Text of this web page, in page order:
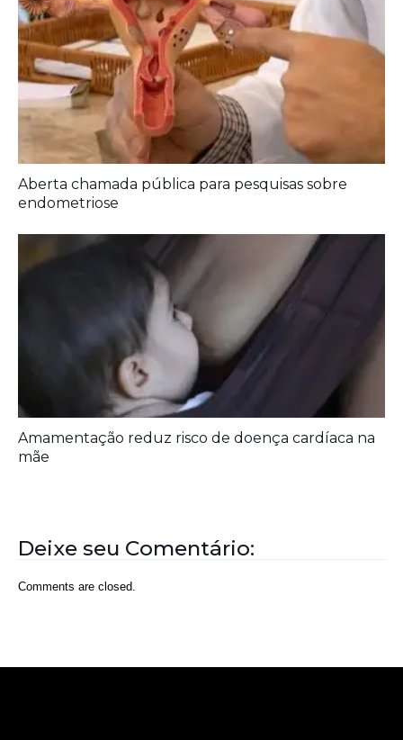
Aberta chamada pública para pesquisas sobre
endometriose
Amamentação reduz risco de doença cardíaca na
mãe
Deixe seu Comentário:
Comments are closed.